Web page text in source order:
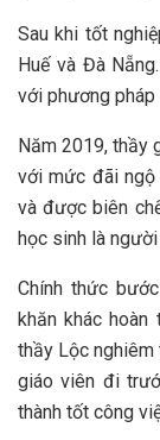
Sau khi tốt
Huế và Đà
với phương pháp
Năm 2019, thầy
với mức đãi ngộ
và được biên
học sinh là
Chính thức
khăn khác
thầy Lộc nghiêm
giáo viên đi
thành tốt công